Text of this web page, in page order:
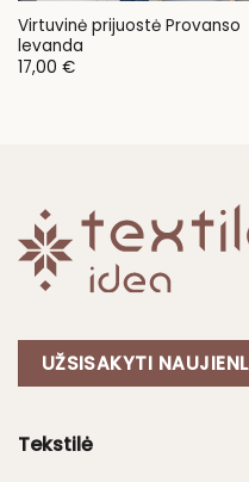
Virtuvinė prijuostė Provanso
levanda
17,00 €
UŽSISAKYTI
Tekstilė